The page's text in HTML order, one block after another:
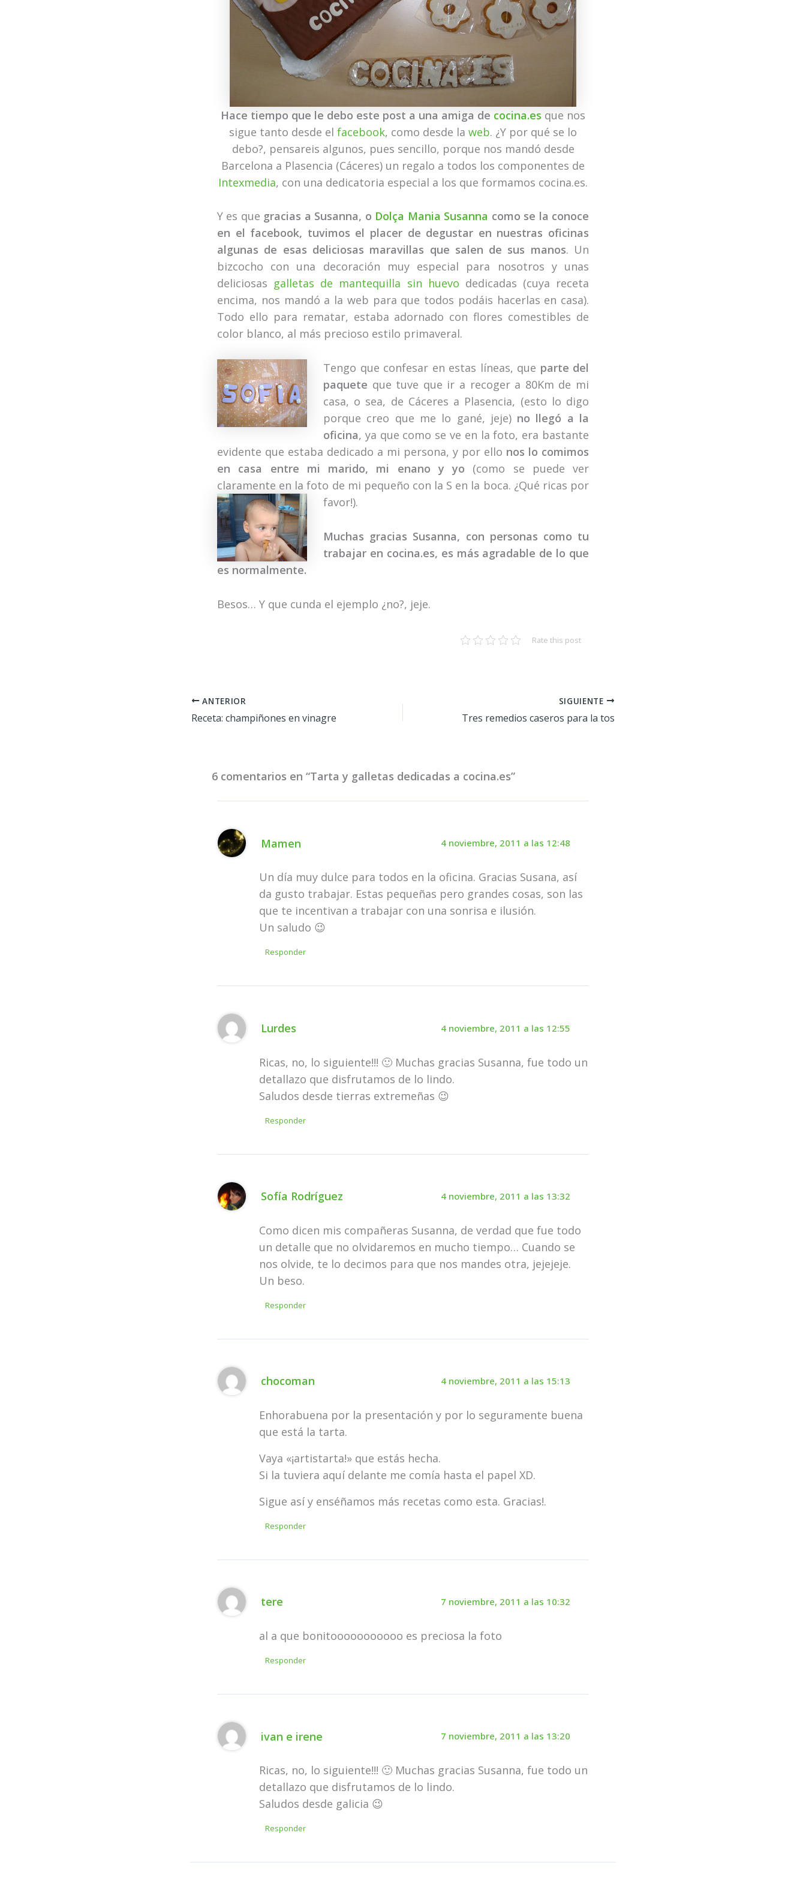
Hace tiempo que le debo este post a una amiga de cocina.es que nos
sigue tanto desde el facebook, como desde la web. ¿Y por qué se lo
debo?, pensareis algunos, pues sencillo, porque nos mandó desde
Barcelona a Plasencia (Cáceres) un regalo a todos los componentes de
Intexmedia, con una dedicatoria especial a los que formamos cocina.es.
Y es que gracias a Susanna, o Dolça Mania Susanna como se la conoce
en el facebook, tuvimos el placer de degustar en nuestras oficinas
algunas de esas deliciosas maravillas que salen de sus manos. Un
bizcocho con una decoración muy especial para nosotros y unas
deliciosas galletas de mantequilla sin huevo dedicadas (cuya receta
encima, nos mandó a la web para que todos podáis hacerlas en casa).
Todo ello para rematar, estaba adornado con flores comestibles de
color blanco, al más precioso estilo primaveral.
Tengo que confesar en estas líneas, que parte del
paquete que tuve que ir a recoger a 80Km de mi
casa, o sea, de Cáceres a Plasencia, (esto lo digo
porque creo que me lo gané, jeje) no llegó a la
oficina, ya que como se ve en la foto, era bastante
evidente que estaba dedicado a mi persona, y por ello nos lo comimos
en casa entre mi marido, mi enano y yo (como se puede ver
claramente en la foto de mi pequeño con la S en la boca. ¿Qué ricas por
favor!).
Muchas gracias Susanna, con personas como tu
trabajar en cocina.es, es más agradable de lo que
es normalmente.
Besos… Y que cunda el ejemplo ¿no?, jeje.
Rate this post
ANTERIOR
Receta: champiñones en vinagre
SIGUIENTE
Tres remedios caseros para la tos
6 comentarios en “Tarta y galletas dedicadas a cocina.es”
Mamen 4 noviembre, 2011 a las 12:48
Un día muy dulce para todos en la oficina. Gracias Susana, así
da gusto trabajar. Estas pequeñas pero grandes cosas, son las
que te incentivan a trabajar con una sonrisa e ilusión.
Un saludo 😉
Responder
Lurdes 4 noviembre, 2011 a las 12:55
Ricas, no, lo siguiente!!! 🙂 Muchas gracias Susanna, fue todo un
detallazo que disfrutamos de lo lindo.
Saludos desde tierras extremeñas 😉
Responder
Sofía Rodríguez 4 noviembre, 2011 a las 13:32
Como dicen mis compañeras Susanna, de verdad que fue todo
un detalle que no olvidaremos en mucho tiempo… Cuando se
nos olvide, te lo decimos para que nos mandes otra, jejejeje.
Un beso.
Responder
chocoman 4 noviembre, 2011 a las 15:13
Enhorabuena por la presentación y por lo seguramente buena
que está la tarta.
Vaya «¡artistarta!» que estás hecha.
Si la tuviera aquí delante me comía hasta el papel XD.
Sigue así y enséñamos más recetas como esta. Gracias!.
Responder
tere 7 noviembre, 2011 a las 10:32
al a que bonitooooooooooo es preciosa la foto
Responder
ivan e irene 7 noviembre, 2011 a las 13:20
Ricas, no, lo siguiente!!! 🙂 Muchas gracias Susanna, fue todo un
detallazo que disfrutamos de lo lindo.
Saludos desde galicia 😉
Responder